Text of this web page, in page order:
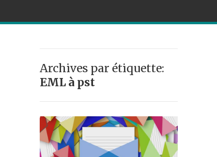
Archives par étiquette:
EML à pst